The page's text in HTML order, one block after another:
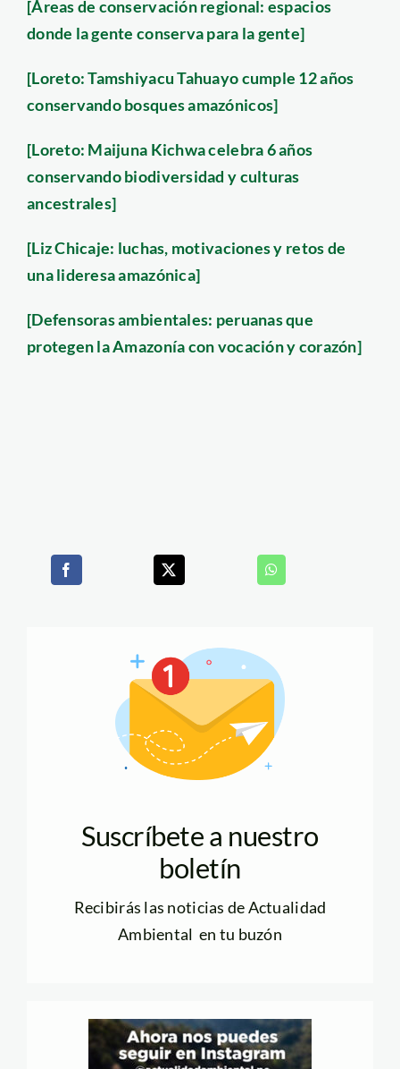
[Áreas de conservación regional: espacios
donde la gente conserva para la gente]
[Loreto: Tamshiyacu Tahuayo cumple 12 años
conservando bosques amazónicos]
[Loreto: Maijuna Kichwa celebra 6 años
conservando biodiversidad y culturas
ancestrales]
[Liz Chicaje: luchas, motivaciones y retos de
una lideresa amazónica]
[Defensoras ambientales: peruanas que
protegen la Amazonía con vocación y corazón]
Suscríbete a nuestro
boletín
Recibirás las noticias de Actualidad
Ambiental en tu buzón